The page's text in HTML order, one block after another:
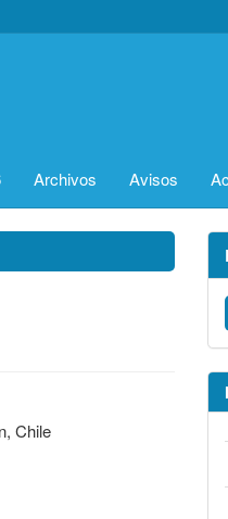
Archivos Avisos
Chile